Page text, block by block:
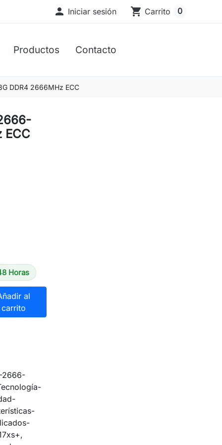
 Iniciar sesión shopping_cart Carrito 0
Productos Contacto
DDR4 2666MHz ECC
ECC
Horas
al
carrito
2666-